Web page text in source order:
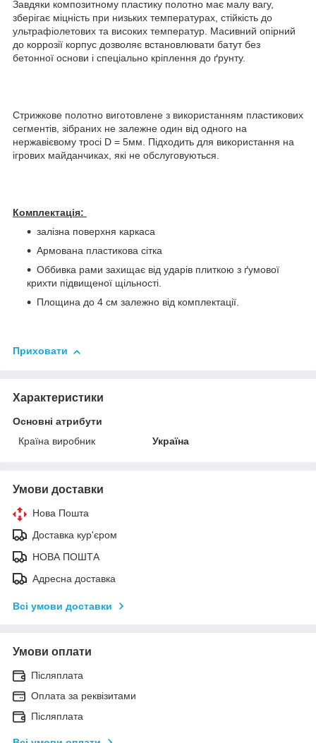
Завдяки композитному пластику полотно має малу вагу,
зберігає міцність при низьких температурах, стійкість до
ультрафіолетових та високих температур. Масивний опірний
до коррозії корпус дозволяє встановлювати батут без
бетонної основи і спеціально кріплення до ґрунту.
Стрижкове полотно виготовлене з використанням пластикових
сегментів, зібраних не залежне один від одного на
нержавієвому тросі D = 5мм. Підходить для використання на
ігрових майданчиках, які не обслуговуються.
Комплектація:
залізна поверхня каркаса
Армована пластикова сітка
Оббивка рами захищає від ударів плиткою з ґумової
крихти підвищеної щільності.
Площина до 4 см залежно від комплектації.
Приховати
Характеристики
Основні атрибути
Країна виробник
Україна
Умови доставки
Нова Пошта
Доставка кур'єром
НОВА ПОШТА
Адресна доставка
Всі умови доставки
Умови оплати
Післяплата
Оплата за реквізитами
Післяплата